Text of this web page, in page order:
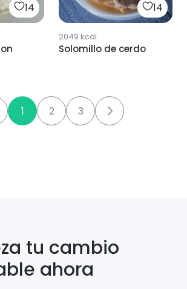
14 14
2049 kcal
Solomillo de cerdo
1 2 3
tu cambio
ahora